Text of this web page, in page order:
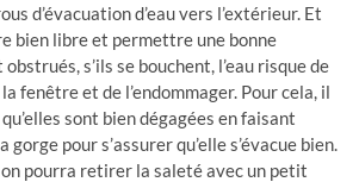
d’évacuation d’eau vers l’extérieur. Et
bien libre et permettre une bonne
s’ils se bouchent, l’eau risque de
fenêtre et de l’endommager. Pour cela, il
sont bien dégagées en faisant
gorge pour s’assurer qu’elle s’évacue bien.
on pourra retirer la saleté avec un petit